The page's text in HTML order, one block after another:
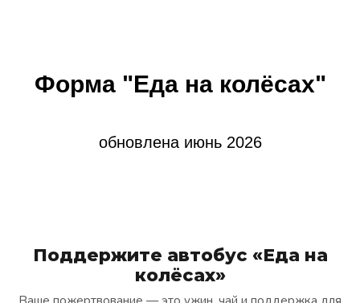
Форма "Еда на колёсах"
обновлена июнь 2026
Поддержите автобус «Еда на
колёсах»